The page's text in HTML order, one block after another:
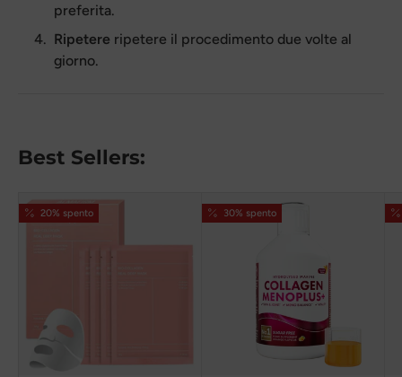
preferita.
Ripetere ripetere il procedimento due volte al
giorno.
Best Sellers:
20% spento 30% spento